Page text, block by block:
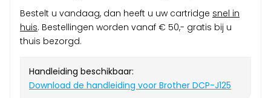
Bestelt u vandaag, dan heeft u uw cartridge snel in
huis. Bestellingen worden vanaf € 50,- gratis bij u
thuis bezorgd.
Handleiding beschikbaar:
Download de handleiding voor Brother DCP-J125